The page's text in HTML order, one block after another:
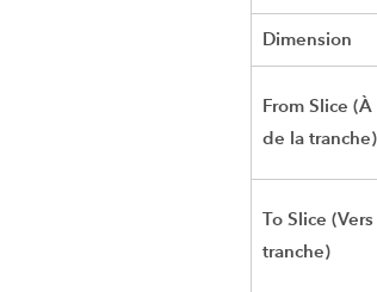
Dimension
From Slice
de la tranche)
To Slice
tranche)